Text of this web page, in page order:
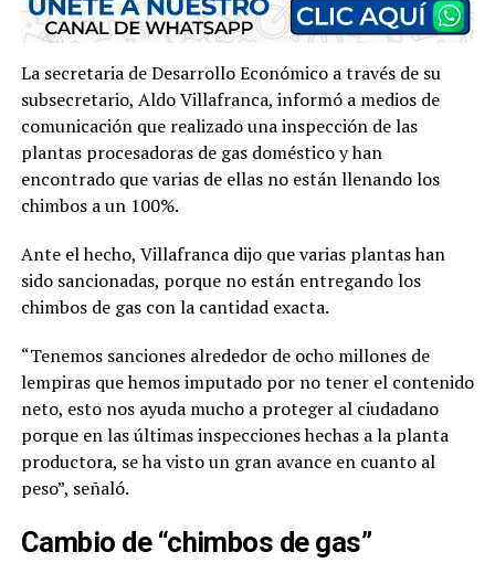
La secretaria de Desarrollo Económico a través de su
subsecretario, Aldo Villafranca, informó a medios de
comunicación que realizado una inspección de las
plantas procesadoras de gas doméstico y han
encontrado que varias de ellas no están llenando los
chimbos a un 100%.
Ante el hecho, Villafranca dijo que varias plantas han
sido sancionadas, porque no están entregando los
chimbos de gas con la cantidad exacta.
“Tenemos sanciones alrededor de ocho millones de
lempiras que hemos imputado por no tener el contenido
neto, esto nos ayuda mucho a proteger al ciudadano
porque en las últimas inspecciones hechas a la planta
productora, se ha visto un gran avance en cuanto al
peso”, señaló.
Cambio de “chimbos de gas”